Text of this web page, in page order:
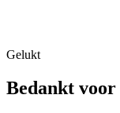
Gelukt
Bedankt